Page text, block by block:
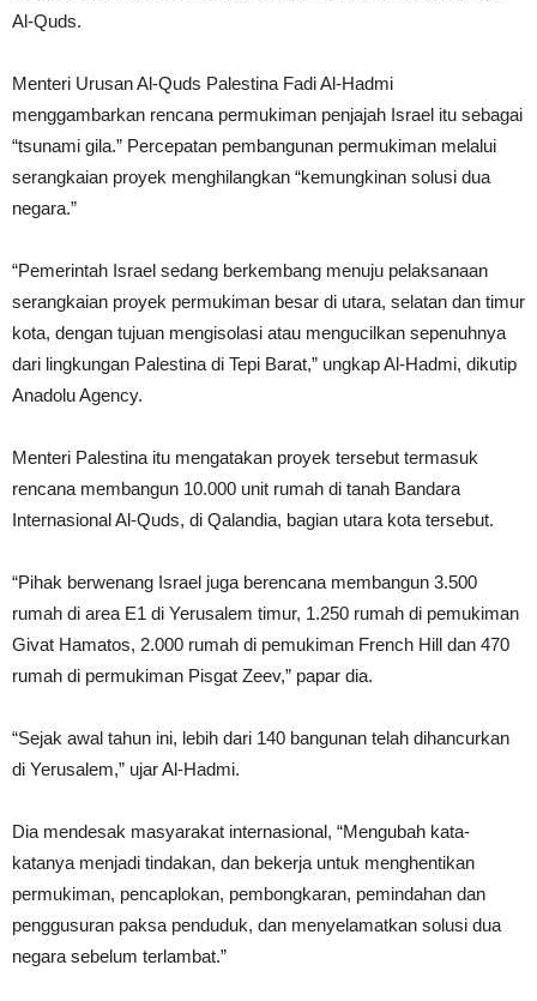
Al-Quds.
Menteri Urusan Al-Quds Palestina Fadi Al-Hadmi
menggambarkan rencana permukiman penjajah Israel itu sebagai
“tsunami gila.” Percepatan pembangunan permukiman melalui
serangkaian proyek menghilangkan “kemungkinan solusi dua
negara.”
“Pemerintah Israel sedang berkembang menuju pelaksanaan
serangkaian proyek permukiman besar di utara, selatan dan timur
kota, dengan tujuan mengisolasi atau mengucilkan sepenuhnya
dari lingkungan Palestina di Tepi Barat,” ungkap Al-Hadmi, dikutip
Anadolu Agency.
Menteri Palestina itu mengatakan proyek tersebut termasuk
rencana membangun 10.000 unit rumah di tanah Bandara
Internasional Al-Quds, di Qalandia, bagian utara kota tersebut.
“Pihak berwenang Israel juga berencana membangun 3.500
rumah di area E1 di Yerusalem timur, 1.250 rumah di pemukiman
Givat Hamatos, 2.000 rumah di pemukiman French Hill dan 470
rumah di permukiman Pisgat Zeev,” papar dia.
“Sejak awal tahun ini, lebih dari 140 bangunan telah dihancurkan
di Yerusalem,” ujar Al-Hadmi.
Dia mendesak masyarakat internasional, “Mengubah kata-
katanya menjadi tindakan, dan bekerja untuk menghentikan
permukiman, pencaplokan, pembongkaran, pemindahan dan
penggusuran paksa penduduk, dan menyelamatkan solusi dua
negara sebelum terlambat.”